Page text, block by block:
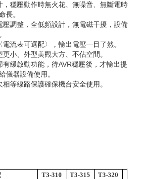
，穩壓動作時無火花、無噪音、無斷電時
長。
壓調整，全低頻設計，無電磁干擾，設備
流表可選配〉，輸出電壓一目了然。
小、外型美觀大方、不佔空間。
有緩啟動功能，待AVR穩壓後，才輸出提
儀器設備使用。
等線路保護確保機台安全使用。
T3-310 T3-315 T3-320 T3-325